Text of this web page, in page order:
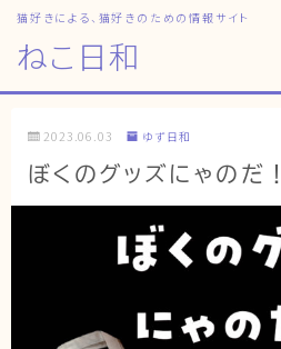
ねこ日和
猫好きによる、猫好きのための情報サイト
MENU
どっちがいい？
猫のなぜ？
2023.06.03 ゆず日和
ぼくのグッズにゃのだ！